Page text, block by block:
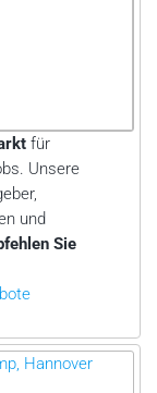
für
Unsere
und
Sie